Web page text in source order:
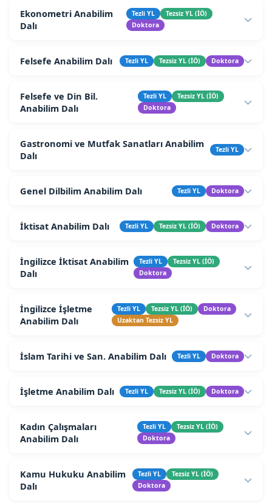
Ekonometri Anabilim
Dalı
Tezli YL
Tezsiz YL (İÖ)
Doktora
Felsefe Anabilim Dalı Tezli YL Tezsiz YL (İÖ) Doktora
Felsefe ve Din Bil.
Anabilim Dalı
Tezli YL
Tezsiz YL (İÖ)
Doktora
Gastronomi ve Mutfak Sanatları Anabilim
Dalı
Tezli YL
Genel Dilbilim Anabilim Dalı Tezli YL Doktora
İktisat Anabilim Dalı Tezli YL Tezsiz YL (İÖ) Doktora
İngilizce İktisat Anabilim
Dalı
Tezli YL
Tezsiz YL (İÖ)
Doktora
İngilizce İşletme
Anabilim Dalı
Tezli YL Tezsiz YL (İÖ)
Doktora
Uzaktan Tezsiz YL
İslam Tarihi ve San. Anabilim Dalı Tezli YL Doktora
İşletme Anabilim Dalı Tezli YL Tezsiz YL (İÖ) Doktora
Kadın Çalışmaları
Anabilim Dalı
Tezli YL
Tezsiz YL (İÖ)
Doktora
Kamu Hukuku Anabilim
Dalı
Tezli YL
Tezsiz YL (İÖ)
Doktora